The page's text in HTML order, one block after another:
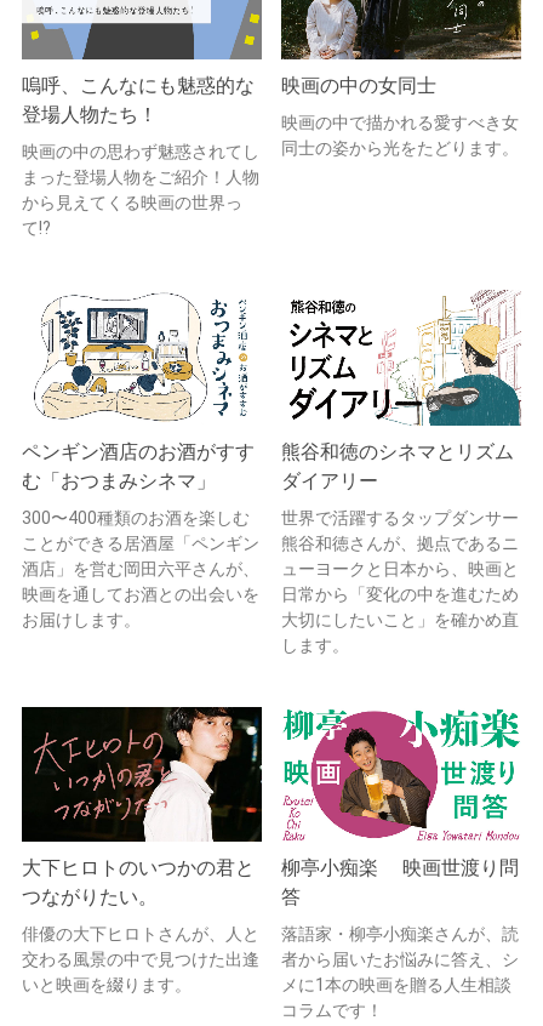
嗚呼、こんなにも魅惑的な
登場人物たち！
映画の中の思わず魅惑されてし
まった登場人物をご紹介！人物
から見えてくる映画の世界っ
て!?
映画の中の女同士
映画の中で描かれる愛すべき女
同士の姿から光をたどります。
ペンギン酒店のお酒がすす
む「おつまみシネマ」
300〜400種類のお酒を楽しむ
ことができる居酒屋「ペンギン
酒店」を営む岡田六平さんが、
映画を通してお酒との出会いを
お届けします。
熊谷和徳のシネマとリズム
ダイアリー
世界で活躍するタップダンサー
熊谷和徳さんが、拠点であるニ
ューヨークと日本から、映画と
日常から「変化の中を進むため
大切にしたいこと」を確かめ直
します。
大下ヒロトのいつかの君と
つながりたい。
俳優の大下ヒロトさんが、人と
交わる風景の中で見つけた出逢
いと映画を綴ります。
柳亭小痴楽 映画世渡り問
答
落語家・柳亭小痴楽さんが、読
者から届いたお悩みに答え、シ
メに1本の映画を贈る人生相談
コラムです！